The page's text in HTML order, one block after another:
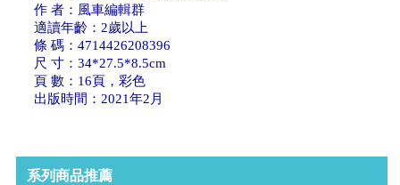
作 者：風車編輯群
適讀年齡：2歲以上
條 碼：4714426208396
尺 寸：34*27.5*8.5cm
頁 數：16頁，彩色
出版時間：2021年2月
系列商品推薦